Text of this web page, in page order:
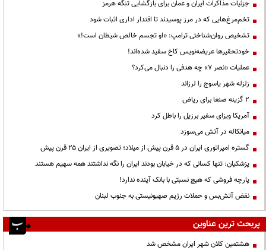
جزئیات مذاکرات ایران و عمان برای بازگشایی تنگه هرمز
تخم‌مرغ‌هایی که در مرز پوسیدند تا اقتدار اداری اثبات شود
تشخیص روان‌شناختی ترامپ: «او تجسم خالص شیطان است!»
خودتحقیرها عریضه‌نویس کاخ سفید شده‌اند!
عملیات «نصر ۷» چه هدفی را دنبال می‌کرد؟
زلزله شهر یاسوج را لرزاند
۲ گزینه صنعا برای ریاض
آمریکا ویزای سفیر برزیل را باطل کرد
میانکاله در آتش می‌سوزد
گستره امپراتوری ایران در ۵ قرن پیش از میلاد؛ تصویری از ایران ۲۵ قرن پیش
پزشکیان: تنها کسانی که در خیابان بودند ایران را نگه نداشتند همه سهیم هستند
پارچه فروشی که هیچ نسبتی با بانک آینده ندارد!
نقض آتش‌بس و حملات رژیم صهیونیستی به جنوب لبنان
پربحث ترین عناوین
هشتمین کلان شهر ایران مشخص شد